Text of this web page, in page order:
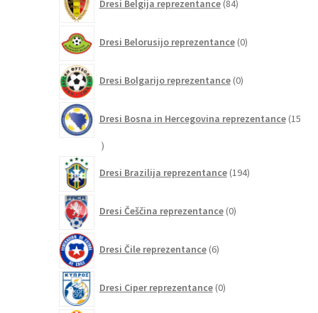
Dresi Belgija reprezentance 84izdelkov
Dresi Belorusijo reprezentance 0izdelkov
Dresi Bolgarijo reprezentance 0izdelkov
Dresi Bosna in Hercegovina reprezentance 15
15
Dresi Brazilija reprezentance 194izdelkov
Dresi Češčina reprezentance 0izdelkov
Dresi Čile reprezentance 6izdelkov
Dresi Ciper reprezentance 0izdelkov